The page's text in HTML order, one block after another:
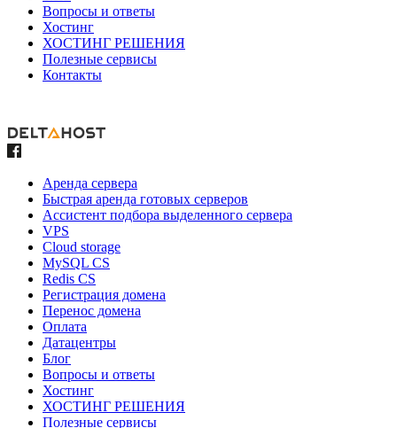
Вопросы и ответы
Хостинг
ХОСТИНГ РЕШЕНИЯ
Полезные сервисы
Контакты
Аренда сервера
Быстрая аренда готовых серверов
Ассистент подбора выделенного сервера
VPS
Cloud storage
MySQL CS
Redis CS
Регистрация домена
Перенос домена
Оплата
Датацентры
Блог
Вопросы и ответы
Хостинг
ХОСТИНГ РЕШЕНИЯ
Полезные сервисы